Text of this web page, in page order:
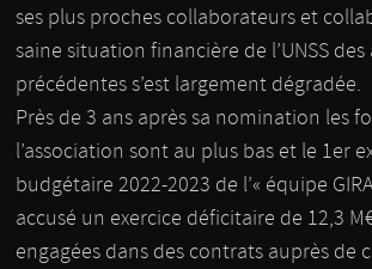
ses plus proches collaborateurs et
saine situation financière de l’UNSS des
précédentes s’est largement dégradée.
Près de 3 ans après sa nomination les
l’association sont au plus bas et le 1er
budgétaire 2022-2023 de l’« équipe
accusé un exercice déficitaire de 12,3
engagées dans des contrats auprès de